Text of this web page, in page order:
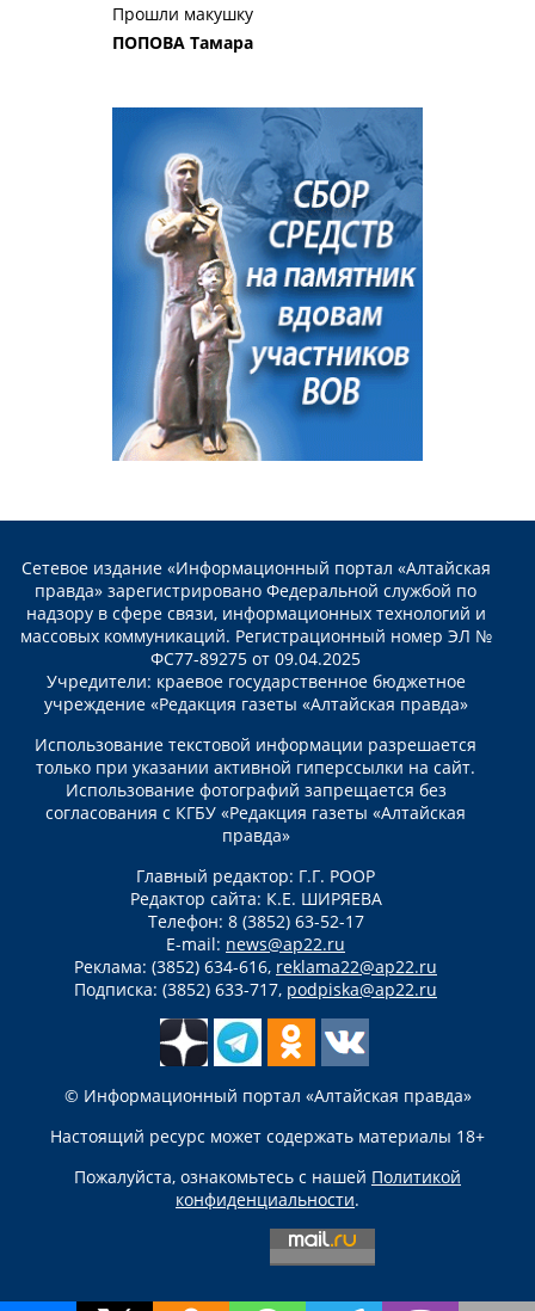
Прошли макушку
ПОПОВА Тамара
Сетевое издание «Информационный портал «Алтайская
правда» зарегистрировано Федеральной службой по
надзору в сфере связи, информационных технологий и
массовых коммуникаций. Регистрационный номер ЭЛ №
ФС77-89275 от 09.04.2025
Учредители: краевое государственное бюджетное
учреждение «Редакция газеты «Алтайская правда»
Использование текстовой информации разрешается
только при указании активной гиперссылки на сайт.
Использование фотографий запрещается без
согласования с КГБУ «Редакция газеты «Алтайская
правда»
Главный редактор: Г.Г. РООР
Редактор сайта: К.Е. ШИРЯЕВА
Телефон: 8 (3852) 63-52-17
E-mail: news@ap22.ru
Реклама: (3852) 634-616, reklama22@ap22.ru
Подписка: (3852) 633-717, podpiska@ap22.ru
© Информационный портал «Алтайская правда»
Настоящий ресурс может содержать материалы 18+
Пожалуйста, ознакомьтесь с нашей Политикой
конфиденциальности.